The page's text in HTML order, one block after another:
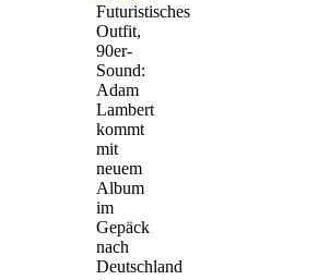
Futuristisches
Outfit,
90er-
Sound:
Adam
Lambert
kommt
mit
neuem
Album
im
Gepäck
nach
Deutschland